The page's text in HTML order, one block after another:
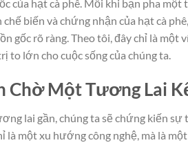
của hạt cà phê. Mỗi khi bạn pha
biến và chứng nhận của hạt cà
gốc rõ ràng. Theo tôi, đây chỉ là một
to lớn cho cuộc sống của chúng ta.
Chờ Một Tương Lai
lai gần, chúng ta sẽ chứng kiến
là một xu hướng công nghệ, mà là